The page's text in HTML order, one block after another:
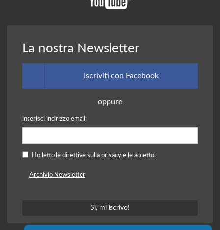
La nostra Newsletter
Iscriviti con Facebook
oppure
inserisci indirizzo email:
Ho letto le direttive sulla privacy e le accetto.
Archivio Newsletter